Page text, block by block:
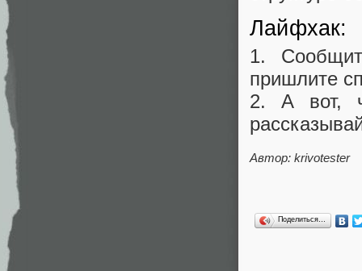
Лайфхак:
1.
пришлите
2. А вот,
Автор: krivotester
Поделиться…